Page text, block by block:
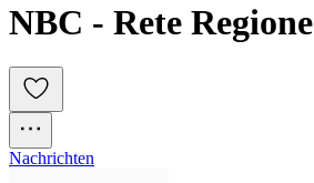
NBC - Rete Regione
Nachrichten